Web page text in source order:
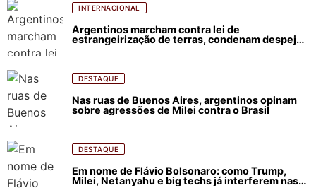
INTERNACIONAL
Argentinos marcham contra lei de
estrangeirização de terras, condenam despejos
DESTAQUE
Nas ruas de Buenos Aires, argentinos opinam
sobre agressões de Milei contra o Brasil
DESTAQUE
Em nome de Flávio Bolsonaro: como Trump,
Milei, Netanyahu e big techs já interferem nas